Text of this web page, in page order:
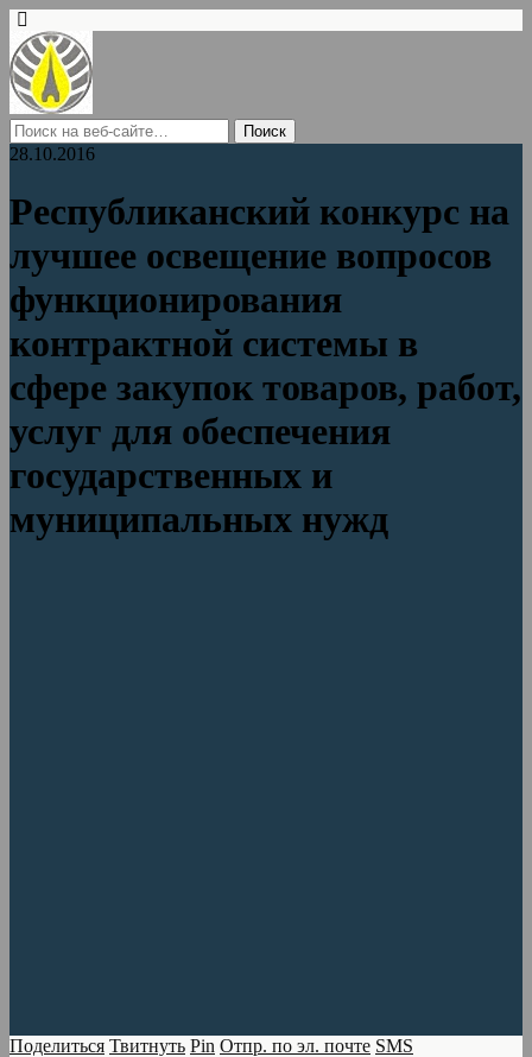
28.10.2016
Республиканский конкурс на
лучшее освещение вопросов
функционирования
контрактной системы в
сфере закупок товаров, работ,
услуг для обеспечения
государственных и
муниципальных нужд
Поделиться Твитнуть Pin Отпр. по эл. почте SMS